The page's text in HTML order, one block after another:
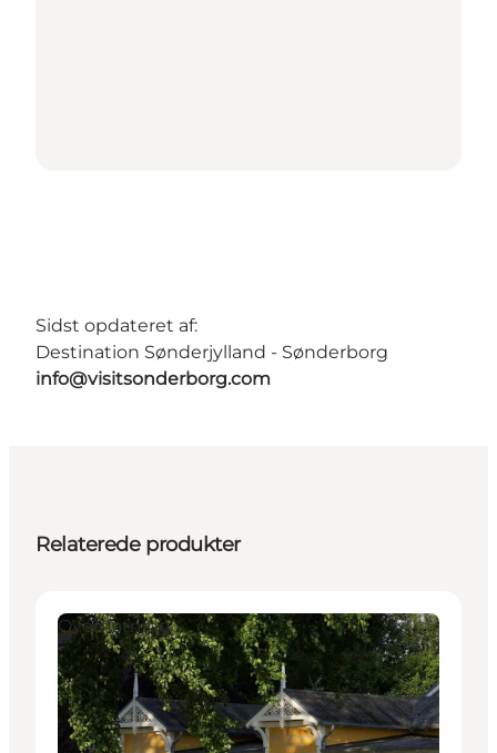
Sidst opdateret af:
Destination Sønderjylland - Sønderborg
info@visitsonderborg.com
Relaterede produkter
Overnatning